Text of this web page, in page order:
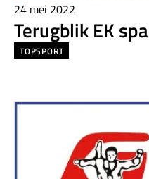
24 mei 2022
Terugblik EK
TOPSPORT